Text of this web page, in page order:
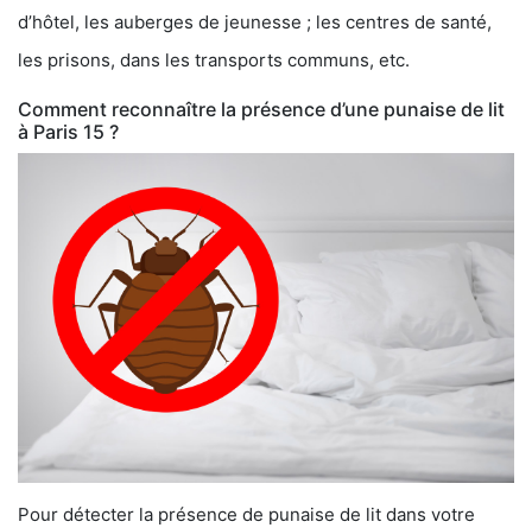
d’hôtel, les auberges de jeunesse ; les centres de santé,
les prisons, dans les transports communs, etc.
Comment reconnaître la présence d’une punaise de lit
à Paris 15 ?
Pour détecter la présence de punaise de lit dans votre